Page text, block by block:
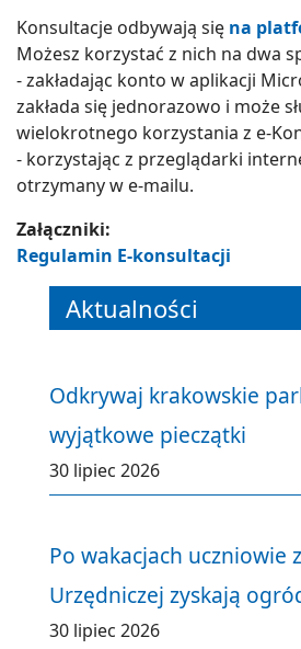
Konsultacje odbywają się na
Możesz korzystać z nich na dwa
- zakładając konto w aplikacji
zakłada się jednorazowo i może
wielokrotnego korzystania z e-
- korzystając z przeglądarki
otrzymany w e-mailu.
Załączniki:
Regulamin E-konsultacji
Aktualności
Odkrywaj krakowskie
wyjątkowe pieczątki
30 lipiec 2026
Po wakacjach uczniowie
Urzędniczej zyskają
30 lipiec 2026